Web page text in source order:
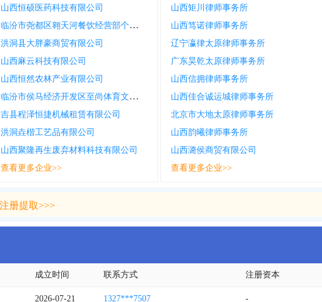
山西恒硕医药科技有限公司
临汾市尧都区翱天河餐饮经营部个体工商户
洪洞县大胖豪商贸有限公司
山西麻云科技有限公司
山西恒然农林产业有限公司
临汾市侯马经济开发区至尚体育文化有限公司
吉县程泽恒捷机械租赁有限公司
洪洞垚楷工艺品有限公司
山西聚隆再生废弃材料科技有限公司
查看更多企业>>
山西矩川律师事务所
山西笃诺律师事务所
辽宁瀛律太原律师事务所
广东昊乾太原律师事务所
山西信拥律师事务所
山西佳合诚运城律师事务所
北京市大地太原律师事务所
山西韵曦律师事务所
山西潞侯商贸有限公司
查看更多企业>>
成立时间 联系方式 注册资本
2026-07-21 1327***7507 -